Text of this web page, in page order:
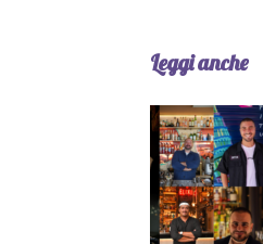
Leggi anche